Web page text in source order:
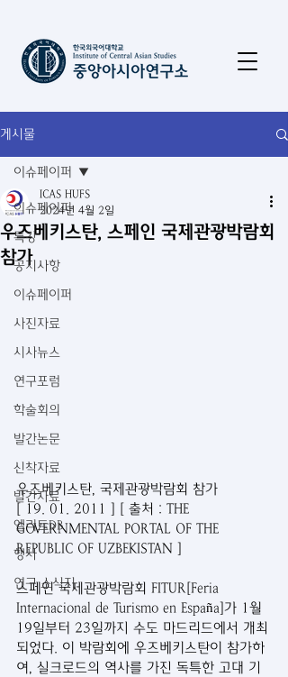
게시물
이슈페이퍼
특강
공지사항
이슈페이퍼
사진자료
시사뉴스
연구포럼
학술회의
발간논문
신착자료
발간자료
엘리트DB
행사
연구 소식지
이슈페이퍼
우즈베키스탄, 스페인 국제관광박람회
참가
ICAS HUFS
2024년 4월 2일
우즈베키스탄, 국제관광박람회 참가
[ 19. 01. 2011 ] [ 출처 : THE
GOVERNMENTAL PORTAL OF THE
REPUBLIC OF UZBEKISTAN ]
스페인 국제관광박람회 FITUR[Feria
Internacional de Turismo en España]가 1월
19일부터 23일까지 수도 마드리드에서 개최
되었다. 이 박람회에 우즈베키스탄이 참가하
여, 실크로드의 역사를 가진 독특한 고대 기